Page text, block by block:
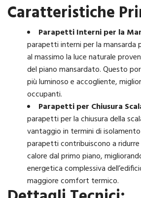
Caratteristiche
Parapetti Interni per la
parapetti interni per la
al massimo la luce naturale
del piano mansardato. Questo
più luminoso e accogliente,
occupanti.
Parapetti per Chiusura
parapetti per la chiusura della
vantaggio in termini di
parapetti contribuiscono a ridurre
calore dal primo piano,
energetica complessiva
maggiore comfort termico.